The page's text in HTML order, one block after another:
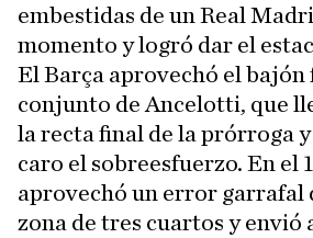
embestidas de un Real
momento y logró dar el
El Barça aprovechó el bajón
conjunto de Ancelotti, que
la recta final de la prórroga
caro el sobreesfuerzo. En el
aprovechó un error garrafal
zona de tres cuartos y envió